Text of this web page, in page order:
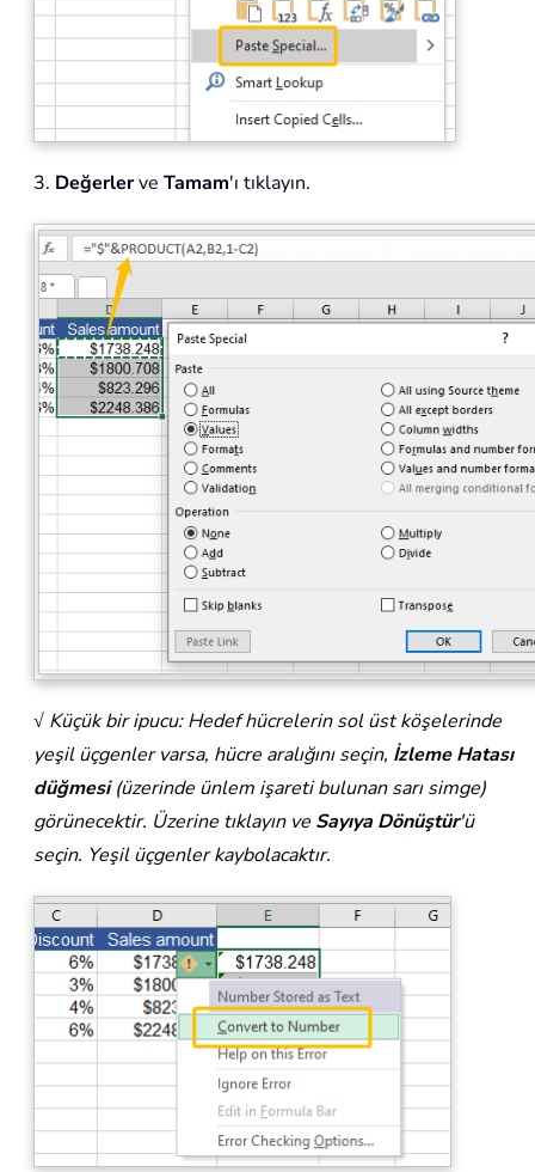
3. Değerlerve Tamam'ı tıklayın.
√ Küçük bir ipucu: Hedef hücrelerin sol üst köşelerinde
yeşil üçgenler varsa, hücre aralığını seçin, İzleme Hatası
düğmesi(üzerinde ünlem işareti bulunan sarı simge)
görünecektir. Üzerine tıklayın ve Sayıya Dönüştür'ü
seçin. Yeşil üçgenler kaybolacaktır.